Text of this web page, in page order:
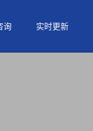
询 实时更新